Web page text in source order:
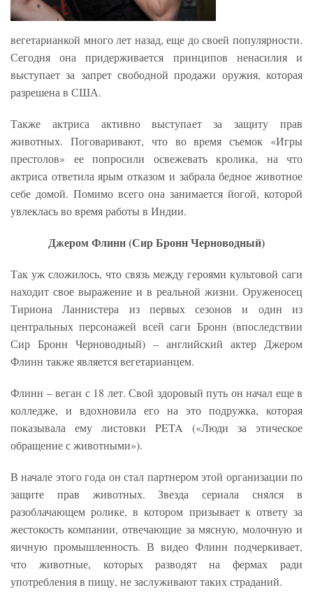
вегетарианкой много лет назад, еще до своей популярности.
Сегодня она придерживается принципов ненасилия и
выступает за запрет свободной продажи оружия, которая
разрешена в США.
Также актриса активно выступает за защиту прав
животных. Поговаривают, что во время съемок «Игры
престолов» ее попросили освежевать кролика, на что
актриса ответила ярым отказом и забрала бедное животное
себе домой. Помимо всего она занимается йогой, которой
увлеклась во время работы в Индии.
Джером Флинн (Сир Бронн Черноводный)
Так уж сложилось, что связь между героями культовой саги
находит свое выражение и в реальной жизни. Оруженосец
Тириона Ланнистера из первых сезонов и один из
центральных персонажей всей саги Бронн (впоследствии
Сир Бронн Черноводный) – английский актер Джером
Флинн также является вегетарианцем.
Флинн – веган с 18 лет. Свой здоровый путь он начал еще в
колледже, и вдохновила его на это подружка, которая
показывала ему листовки PETA («Люди за этическое
обращение с животными»).
В начале этого года он стал партнером этой организации по
защите прав животных. Звезда сериала снялся в
разоблачающем ролике, в котором призывает к ответу за
жестокость компании, отвечающие за мясную, молочную и
яичную промышленность. В видео Флинн подчеркивает,
что животные, которых разводят на фермах ради
употребления в пищу, не заслуживают таких страданий.